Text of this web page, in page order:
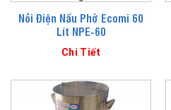
Nồi Điện Nấu Phở Ecomi 60
Lít NPE-60
Chi Tiết